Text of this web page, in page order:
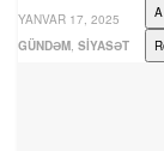
YANVAR 17, 2025
GÜNDƏM, SIYASƏT
A